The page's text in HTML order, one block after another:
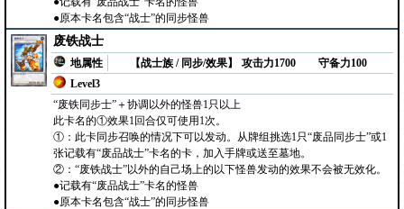
●原本卡名包含“战士”的同步怪兽
废铁战士
地属性
【战士族 / 同步/效果】
Level3
攻击力1700 守备力100
“废铁同步士”＋协调以外的怪兽1只以上
此卡名的①效果1回合仅可使用1次。
①：此卡同步召唤的情况下可以发动。从牌组挑选1只“废品同步士”或1
张记载有“废品战士”卡名的卡，加入手牌或送至墓地。
②：“废铁战士”以外的自己场上的以下怪兽发动的效果不会被无效化。
●记载有“废品战士”卡名的怪兽
●原本卡名包含“战士”的同步怪兽